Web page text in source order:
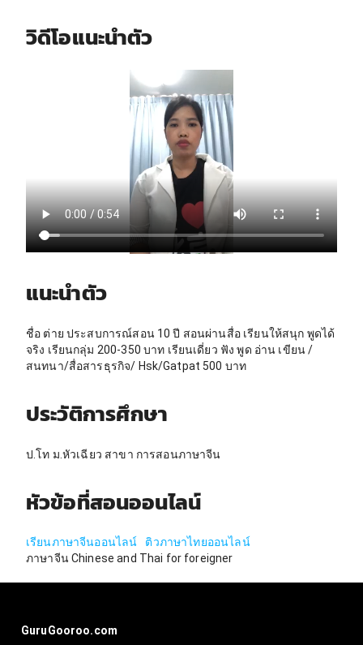
วิดีโอแนะนำตัว
แนะนำตัว
ชื่อ ต่าย ประสบการณ์สอน 10 ปี สอนผ่านสื่อ เรียนให้สนุก พูดได้
จริง เรียนกลุ่ม 200-350 บาท เรียนเดี่ยว ฟัง พูด อ่าน เขียน /
สนทนา/สื่อสารธุรกิจ/ Hsk/Gatpat 500 บาท
ประวัติการศึกษา
ป.โท ม.หัวเฉียว สาขา การสอนภาษาจีน
หัวข้อที่สอนออนไลน์
เรียนภาษาจีนออนไลน์
ติวภาษาไทยออนไลน์
ภาษาจีน Chinese and Thai for foreigner
GuruGooroo.com